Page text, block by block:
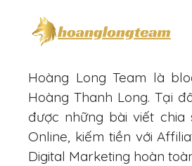
Hoàng Long Team là
Hoàng Thanh Long. Tại
được những bài viết chia
Online, kiếm tiền với
Digital Marketing hoàn